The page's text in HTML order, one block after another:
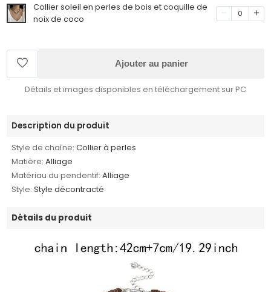
Collier soleil en perles de bois et coquille de
noix de coco
0
Ajouter au panier
Détails et images disponibles en téléchargement sur PC
Description du produit
Style de chaîne: Collier à perles
Matière: Alliage
Matériau du pendentif: Alliage
Style: Style décontracté
Détails du produit